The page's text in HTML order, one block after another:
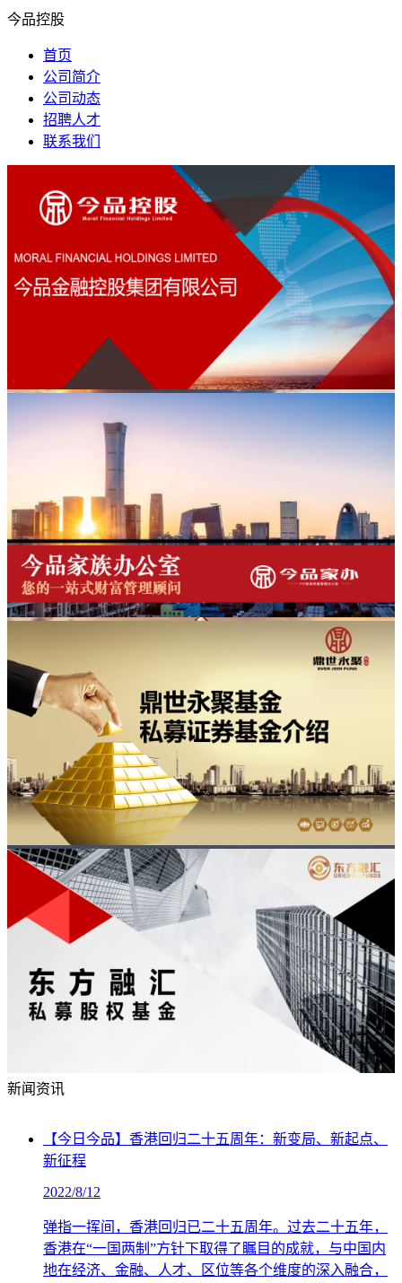
今品控股
首页
公司简介
公司动态
招聘人才
联系我们
新闻资讯
【今日今品】香港回归二十五周年：新变局、新起点、
新征程
2022/8/12
弹指一挥间，香港回归已二十五周年。过去二十五年，
香港在“一国两制”方针下取得了瞩目的成就，与中国内
地在经济、金融、人才、区位等各个维度的深入融合，